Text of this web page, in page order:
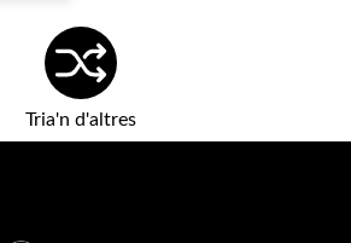
Tria'n d'altres